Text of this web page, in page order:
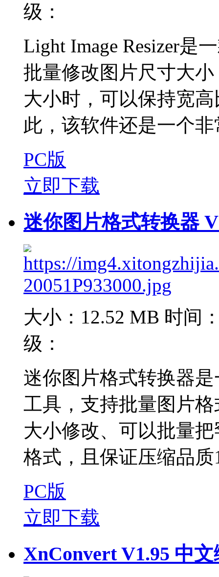
级：
Light Image Resizer是
批量修改图片尺寸大
大小时，可以保持宽
此，该软件还是一个
PC版
立即下载
迷你图片格式转换器
大小：12.52 MB 时间
级：
迷你图片格式转换器
工具，支持批量图片
大小修改、可以批量
格式，且保证压缩品
PC版
立即下载
XnConvert V1.95 中